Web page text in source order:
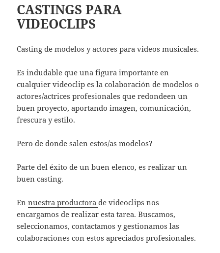
CASTINGS PARA
VIDEOCLIPS
Casting de modelos y actores para videos musicales.
Es indudable que una figura importante en
cualquier videoclip es la colaboración de modelos o
actores/actrices profesionales que redondeen un
buen proyecto, aportando imagen, comunicación,
frescura y estilo.
Pero de donde salen estos/as modelos?
Parte del éxito de un buen elenco, es realizar un
buen casting.
Ennuestra productorade videoclips nos
encargamos de realizar esta tarea. Buscamos,
seleccionamos, contactamos y gestionamos las
colaboraciones con estos apreciados profesionales.